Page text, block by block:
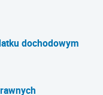
dochodowym